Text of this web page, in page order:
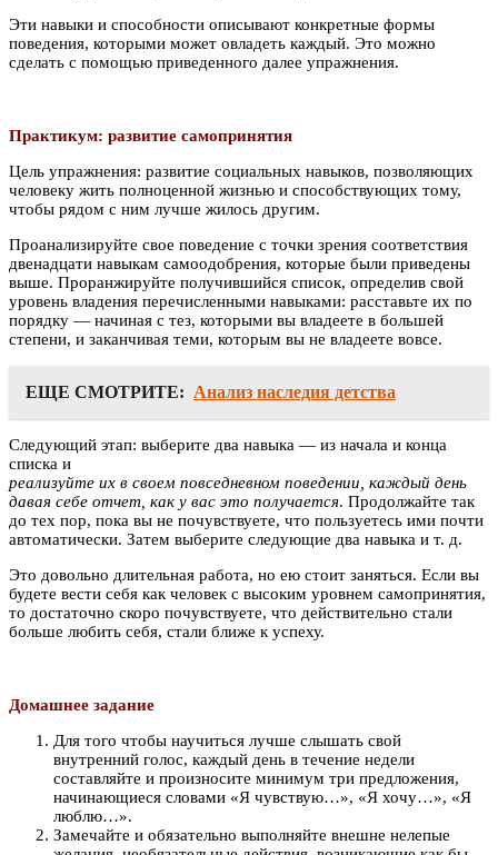
Эти навыки и способности описывают конкретные формы
поведения, которыми может овладеть каждый. Это можно
сделать с помощью приведенного далее упражнения.
Практикум: развитие самопринятия
Цель упражнения: развитие социальных навыков, позволяющих
человеку жить полноценной жизнью и способствующих тому,
чтобы рядом с ним лучше жилось другим.
Проанализируйте свое поведение с точки зрения соответствия
двенадцати навыкам самоодобрения, которые были приведены
выше. Проранжируйте получившийся список, определив свой
уровень владения перечисленными навыками: расставьте их по
порядку — начиная с тез, которыми вы владеете в большей
степени, и заканчивая теми, которым вы не владеете вовсе.
ЕЩЕ СМОТРИТЕ: Анализ наследия детства
Следующий этап: выберите два навыка — из начала и конца
списка и
реализуйте их в своем повседневном поведении, каждый день
давая себе отчет, как у вас это получается. Продолжайте так
до тех пор, пока вы не почувствуете, что пользуетесь ими почти
автоматически. Затем выберите следующие два навыка и т. д.
Это довольно длительная работа, но ею стоит заняться. Если вы
будете вести себя как человек с высоким уровнем самопринятия,
то достаточно скоро почувствуете, что действительно стали
больше любить себя, стали ближе к успеху.
Домашнее задание
Для того чтобы научиться лучше слышать свой
внутренний голос, каждый день в течение недели
составляйте и произносите минимум три предложения,
начинающиеся словами «Я чувствую…», «Я хочу…», «Я
люблю…».
Замечайте и обязательно выполняйте внешне нелепые